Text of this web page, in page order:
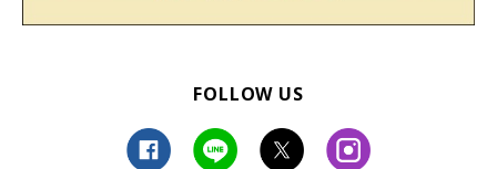
FOLLOW US